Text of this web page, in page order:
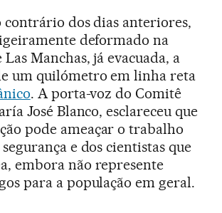
contrário dos dias anteriores,
deformado na
Manchas, já evacuada, a
um quilómetro em linha reta
. A porta-voz do Comitê
José Blanco, esclareceu que
pode ameaçar o trabalho
e dos cientistas que
embora não represente
para a população em geral.